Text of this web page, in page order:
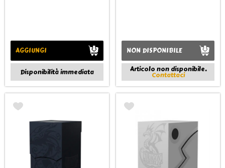
AGGIUNGI
Disponibilità immediata
NON DISPONIBILE
Articolo non disponibile.
Contattaci